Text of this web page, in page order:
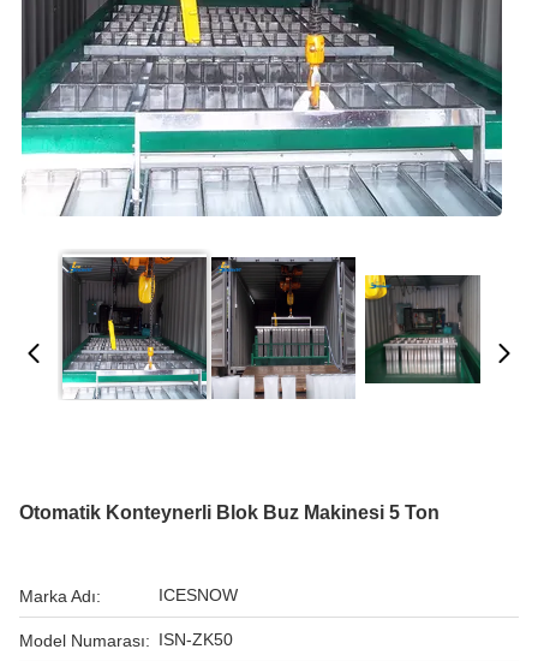
Otomatik Konteynerli Blok Buz Makinesi 5 Ton
Marka Adı: ICESNOW
Model Numarası: ISN-ZK50